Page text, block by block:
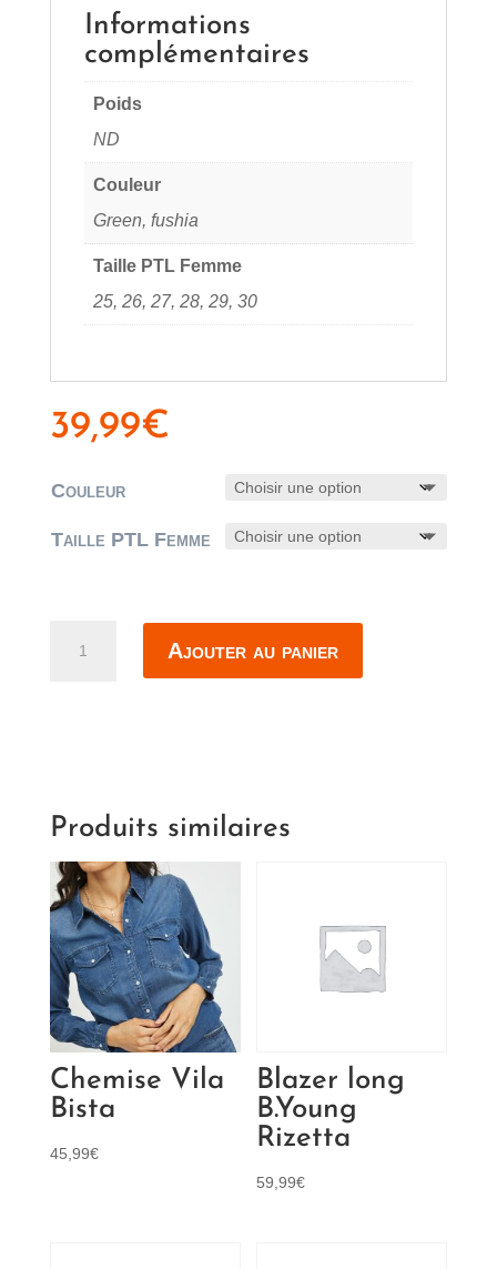
Informations
complémentaires
Poids
ND
Couleur
Green, fushia
Taille PTL Femme
25, 26, 27, 28, 29, 30
39,99€
Couleur
Taille PTL Femme
Ajouter au panier
Produits similaires
Chemise Vila
Bista
45,99€
Blazer long
B.Young
Rizetta
59,99€